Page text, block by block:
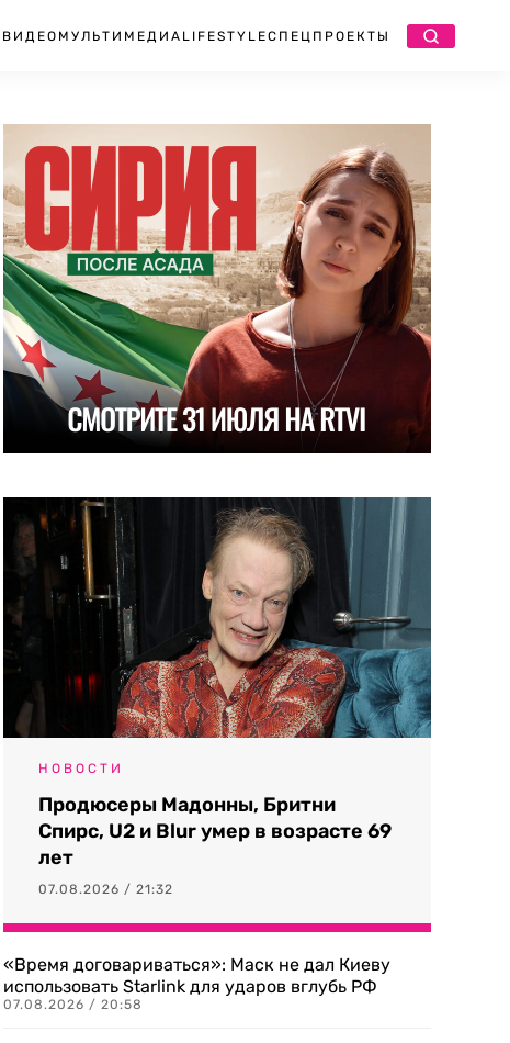
ВИДЕО МУЛЬТИМЕДИА LIFESTYLEСПЕЦПРОЕКТЫ
НОВОСТИ
Продюсеры Мадонны, Бритни
Спирс, U2 и Blur умер в возрасте 69
лет
07.08.2026 / 21:32
«Время договариваться»: Маск не дал Киеву
использовать Starlink для ударов вглубь РФ
07.08.2026 / 20:58